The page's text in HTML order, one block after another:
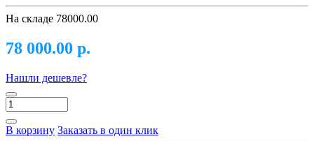
На складе 78000.00
78 000.00 р.
Нашли дешевле?
В корзину Заказать в один клик